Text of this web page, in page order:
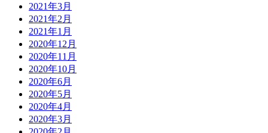
2021年3月
2021年2月
2021年1月
2020年12月
2020年11月
2020年10月
2020年6月
2020年5月
2020年4月
2020年3月